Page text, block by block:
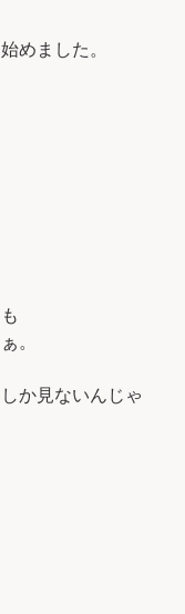
めました。
。
か見ないんじゃ